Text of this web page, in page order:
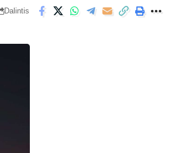
Dalintis